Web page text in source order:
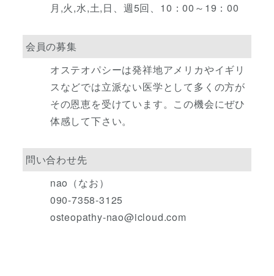
月,火,水,土,日、週5回、10：00～19：00
会員の募集
オステオパシーは発祥地アメリカやイギリ
スなどでは立派ない医学として多くの方が
その恩恵を受けています。この機会にぜひ
体感して下さい。
問い合わせ先
nao（なお）
090-7358-3125
osteopathy-nao@icloud.com